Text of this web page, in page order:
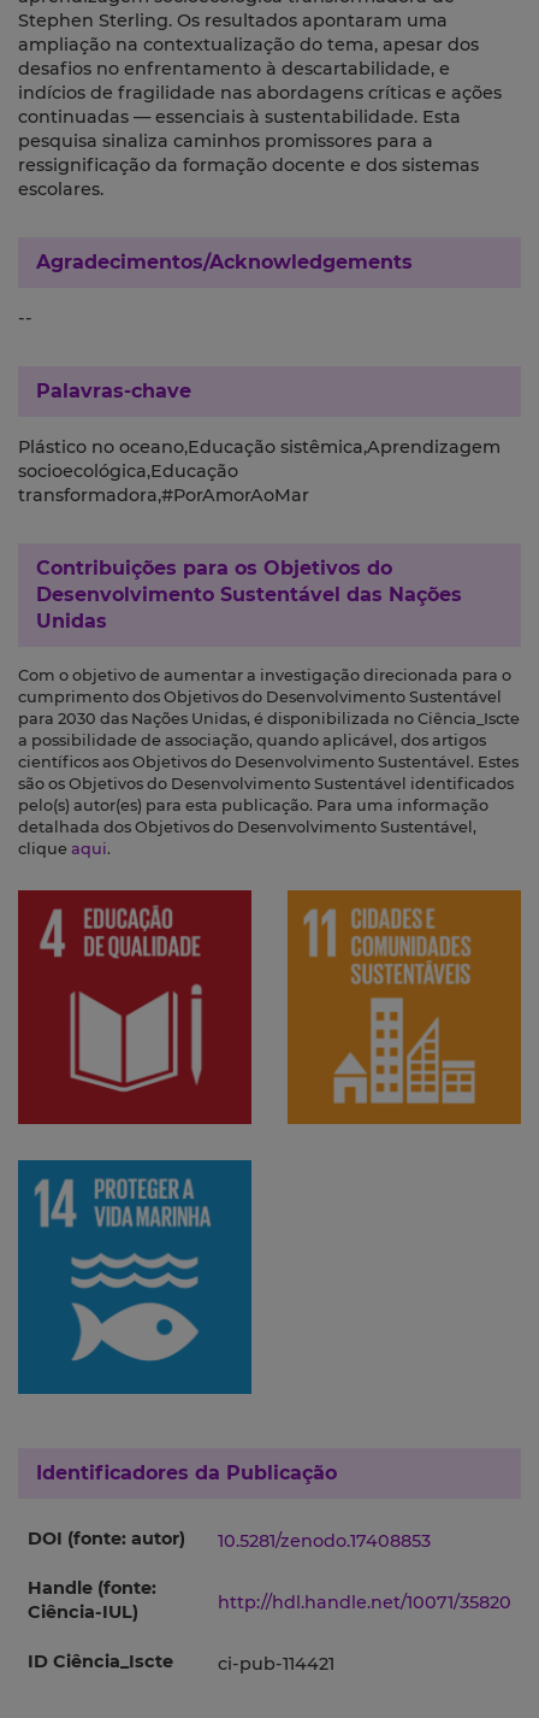
Stephen Sterling. Os resultados apontaram uma
ampliação na contextualização do tema, apesar dos
desafios no enfrentamento à descartabilidade, e
indícios de fragilidade nas abordagens críticas e ações
continuadas — essenciais à sustentabilidade. Esta
pesquisa sinaliza caminhos promissores para a
ressignificação da formação docente e dos sistemas
escolares.
Agradecimentos/Acknowledgements
--
Palavras-chave
Plástico no oceano,Educação sistêmica,Aprendizagem
socioecológica,Educação
transformadora,#PorAmorAoMar
Contribuições para os Objetivos do
Desenvolvimento Sustentável das Nações
Unidas
Com o objetivo de aumentar a investigação direcionada para o
cumprimento dos Objetivos do Desenvolvimento Sustentável
para 2030 das Nações Unidas, é disponibilizada no Ciência_Iscte
a possibilidade de associação, quando aplicável, dos artigos
científicos aos Objetivos do Desenvolvimento Sustentável. Estes
são os Objetivos do Desenvolvimento Sustentável identificados
pelo(s) autor(es) para esta publicação. Para uma informação
detalhada dos Objetivos do Desenvolvimento Sustentável,
clique aqui.
Identificadores da Publicação
DOI (fonte: autor) 10.5281/zenodo.17408853
Handle (fonte:
Ciência-IUL)
http://hdl.handle.net/10071/35820
ID Ciência_Iscte ci-pub-114421